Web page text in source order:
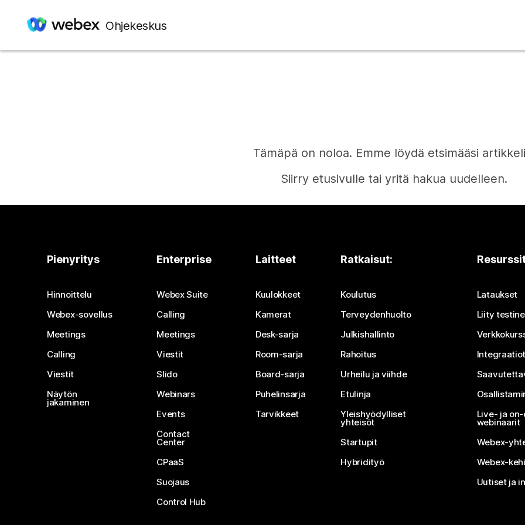
Ohjekeskus
Tämäpä on noloa. Emme löydä etsimääsi
Siirry etusivulle tai yritä hakua uudelleen.
Tarvitsetko vastauksen?
Lähetä kysymys
Pienyritys
Hinnoittelu
Webex-sovellus
Meetings
Calling
Viestit
Näytön
jakaminen
Enterprise
Webex Suite
Calling
Meetings
Viestit
Slido
Webinars
Events
Contact
Center
CPaaS
Suojaus
Control Hub
Laitteet
Kuulokkeet
Kamerat
Desk-sarja
Room-sarja
Board-sarja
Puhelinsarja
Tarvikkeet
Ratkaisut:
Koulutus
Terveydenhuolto
Julkishallinto
Rahoitus
Urheilu ja viihde
Etulinja
Yleishyödylliset
yhteisöt
Startupit
Hybridityö
Lataukset
Liity
Integraatiot
Live- ja
webinaarit
Webex-
Webex-
Uutiset ja